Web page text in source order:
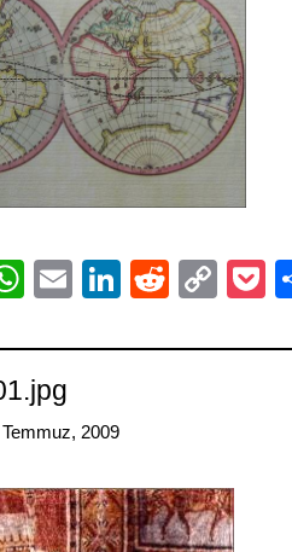
WhatsApp
EmailLinkedIn
Reddit
2009